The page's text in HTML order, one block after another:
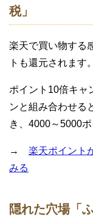
税」
楽天で買い物する
トも還元されます。
ポイント10倍キャ
ンと組み合わせる
き、4000～5000
→ 楽天ポイント
みる
隠れた穴場「